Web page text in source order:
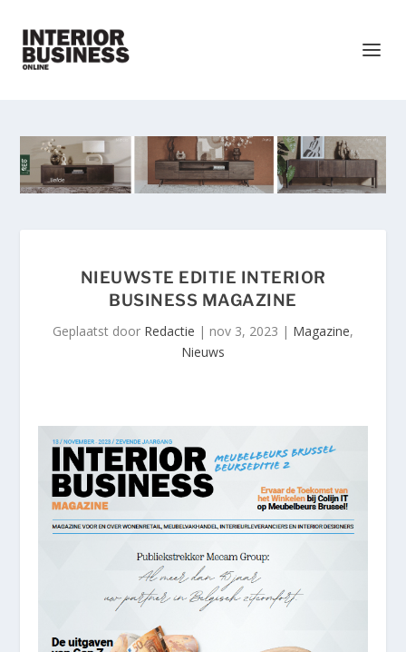
NIEUWSTE EDITIE INTERIOR
BUSINESS MAGAZINE
Geplaatst door Redactie | nov 3, 2023 | Magazine,
Nieuws